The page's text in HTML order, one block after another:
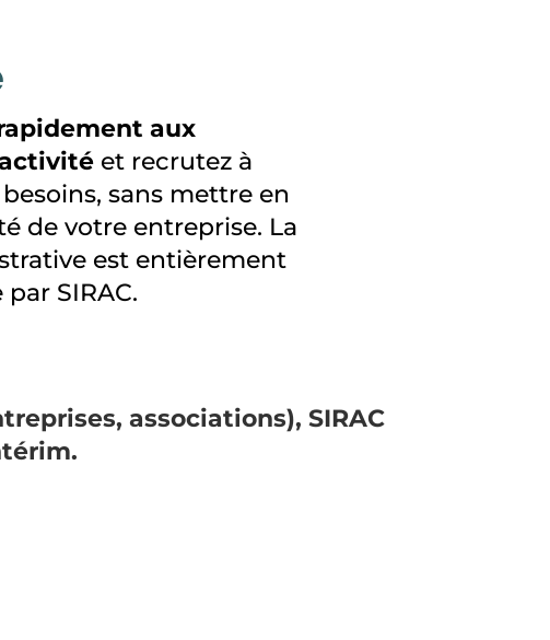
aux
et recrutez à
sans mettre en
de votre entreprise. La
est entièrement
SIRAC.
associations), SIRAC